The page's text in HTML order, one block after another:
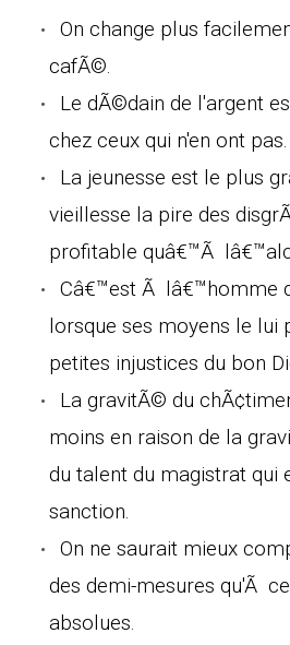
On change plus
cafÃ©.
Le dÃ©dain de l'argent
chez ceux qui n'en ont pas.
La jeunesse est le plus
vieillesse la pire des
profitable quâ€™Ã
Câ€™est Ã lâ€™homme
lorsque ses moyens le lui
petites injustices du bon
La gravitÃ© du
moins en raison de la
du talent du magistrat
sanction.
On ne saurait mieux
des demi-mesures qu'Ã
absolues.